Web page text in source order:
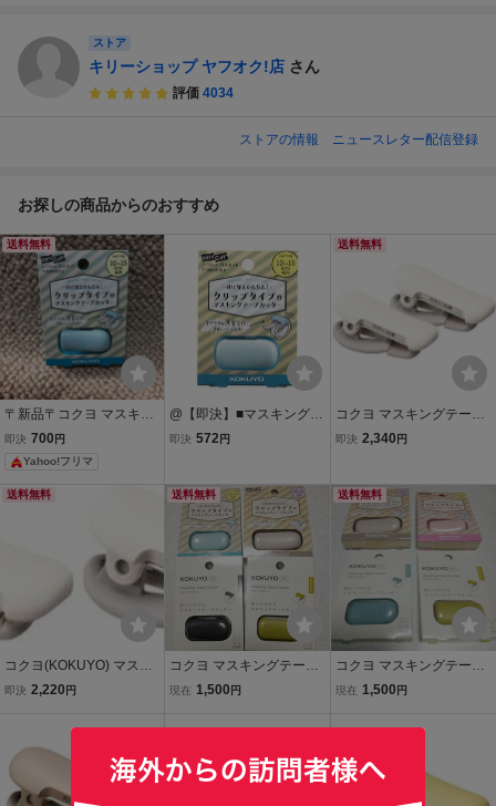
ストア
キリーショップ ヤフオク!店 さん
評価 4034
ストアの情報 ニュースレター配信登録
お探しの商品からのおすすめ
送料無料
〒新品〒コクヨ マスキン
グテープカッター カルカ
ットクリップ 10～15mm
00LB 335728
即決 700 円
Yahoo!フリマ
@【即決】■マスキングテ
ープカッター■カルカッ
/ マステ用 //T-SM400LB
即決 572 円
送料無料
コクヨ マスキングテープ
カッター カルカット クリ
WX2om
即決 2,340 円
送料無料
コクヨ(KOKUYO) マスキ
ングテープ テープカッタ
イプ 10~15mm幅用 ホワ
イト T-SM4om
即決 2,220 円
送料無料
コクヨ マスキングテープ
カッター クリップタイプ
カルカット ライトブルー
～25ミリ用
現在 1,500 円
送料無料
コクヨ マスキングテープ
カッター クリップタイプ
ー カルカット ライトピン
20～25ミリ用
現在 1,500 円